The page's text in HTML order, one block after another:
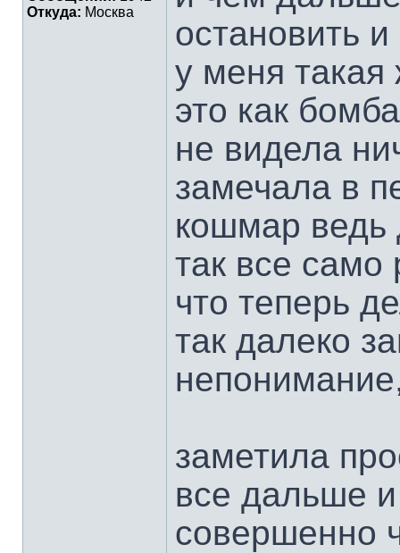
Откуда: Москва
остановить
у меня такая
это как
не видела
замечала в
кошмар ведь
так все само
что теперь
так далеко
заметила
все дальше
совершенно